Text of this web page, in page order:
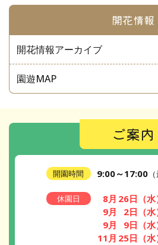
開花情報
開花情報アーカイブ
園遊MAP
ご案内
開園時間 9:00～17:00（
休園日 8月 26日 （水
9月
2日 （水
9月
9日 （水
11月 25日 （水